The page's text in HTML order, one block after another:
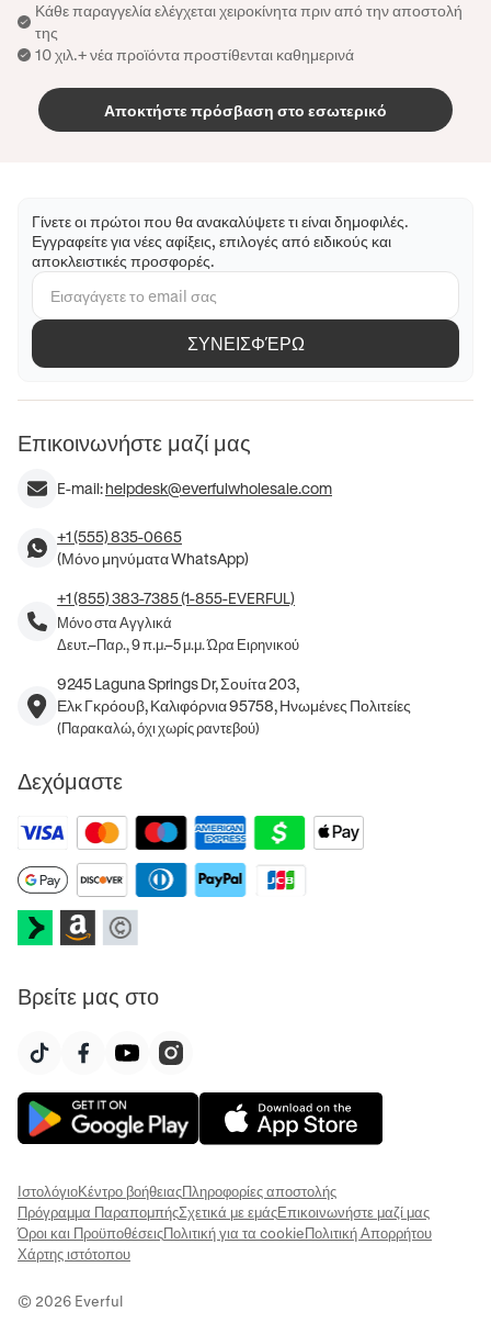
Κάθε παραγγελία ελέγχεται χειροκίνητα πριν από την αποστολή
της
10 χιλ.+ νέα προϊόντα προστίθενται καθημερινά
Αποκτήστε πρόσβαση στο εσωτερικό
Γίνετε οι πρώτοι που θα ανακαλύψετε τι είναι δημοφιλές.
Εγγραφείτε για νέες αφίξεις, επιλογές από ειδικούς και
αποκλειστικές προσφορές.
ΣΥΝΕΙΣΦΈΡΩ
Επικοινωνήστε μαζί μας
E-mail:helpdesk@everfulwholesale.com
+1 (555) 835-0665
(Μόνο μηνύματα WhatsApp)
+1 (855) 383-7385 (1-855-EVERFUL)
Μόνο στα Αγγλικά
Δευτ.–Παρ., 9 π.μ.–5 μ.μ. Ώρα Ειρηνικού
9245 Laguna Springs Dr, Σουίτα 203,
Ελκ Γκρόουβ, Καλιφόρνια 95758, Ηνωμένες Πολιτείες
(Παρακαλώ, όχι χωρίς ραντεβού)
Δεχόμαστε
Βρείτε μας στο
ΙστολόγιοΚέντρο βοήθειαςΠληροφορίες αποστολής
Πρόγραμμα ΠαραπομπήςΣχετικά με εμάςΕπικοινωνήστε μαζί μας
Όροι και ΠροϋποθέσειςΠολιτική για τα cookieΠολιτική Απορρήτου
Χάρτης ιστότοπου
© 2026 Everful